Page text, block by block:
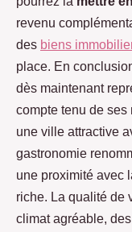
revenu
des biens
place. En
dès maintenant
compte tenu de
une ville attractive
gastronomie
une proximité avec
riche. La qualité de
climat agréable,